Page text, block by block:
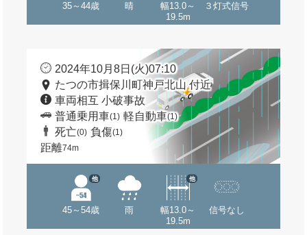
35～44歳 晴
幅13.0～
19.5m
３灯式信号
2024年10月8日(火)07:10
たつの市揖保川町神戸北山 付近
車両相互 小破事故
普通乗用車(1) 軽自動車(1)
死亡(0) 負傷(1)
距離74m
45～54歳
他
雨
幅13.0～
19.5m
他
信号なし